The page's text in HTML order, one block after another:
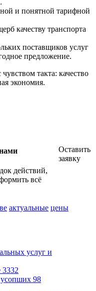
и понятной тарифной
качеству транспорта
поставщиков услуг
предложение.
такта: качество
экономия.
действий,
всё
Оставить
заявку
актуальные цены
услуг и
3332
усопших 98